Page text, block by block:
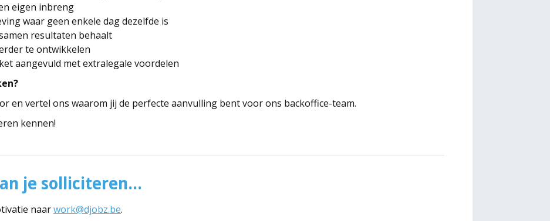
eigen inbreng
waar geen enkele dag dezelfde is
resultaten behaalt
te ontwikkelen
aangevuld met extralegale voordelen
en vertel ons waarom jij de perfecte aanvulling bent voor ons backoffice-team.
kennen!
je solliciteren...
naarwork@djobz.be.